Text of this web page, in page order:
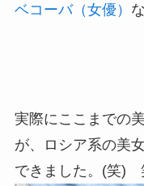
ベコーバ（女優）
実際にここまでの
が、ロシア系の美
できました。(笑)